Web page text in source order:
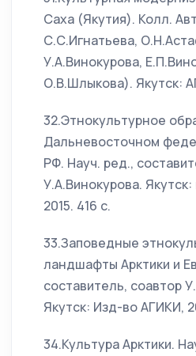
Саха (Якутия). Колл.
С.С.Игнатьева,
У.А.Винокурова,
О.В.Шлыкова). Якутск:
32.Этнокультурное
Дальневосточном
РФ. Науч. ред.,
У.А.Винокурова.
2015. 416 с.
33.Заповедные
ландшафты Арктики и
составитель, соавтор
Якутск: Изд-во АГИКИ,
34.Культура Арктики.